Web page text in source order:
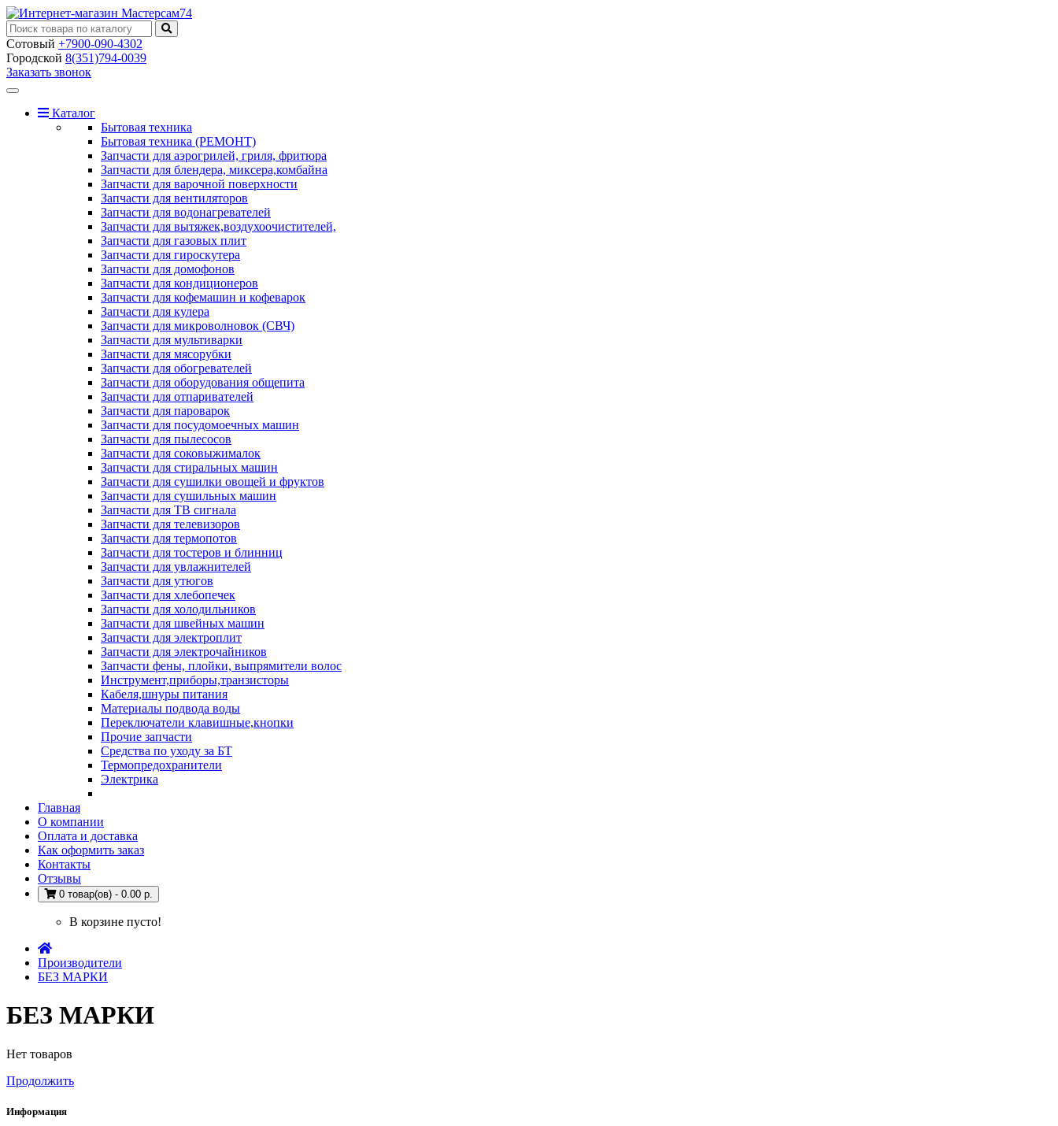
Сотовый +7900-090-4302
Городской 8(351)794-0039
Заказать звонок
Toggle
navigationКаталог
Бытовая техника
Бытовая техника (РЕМОНТ)
Запчасти для аэрогрилей, гриля, фритюра
Запчасти для блендера, миксера,комбайна
Запчасти для варочной поверхности
Запчасти для вентиляторов
Запчасти для водонагревателей
Запчасти для вытяжек,воздухоочистителей,
Запчасти для газовых плит
Запчасти для гироскутера
Запчасти для домофонов
Запчасти для кондиционеров
Запчасти для кофемашин и кофеварок
Запчасти для кулера
Запчасти для микроволновок (СВЧ)
Запчасти для мультиварки
Запчасти для мясорубки
Запчасти для обогревателей
Запчасти для оборудования общепита
Запчасти для отпаривателей
Запчасти для пароварок
Запчасти для посудомоечных машин
Запчасти для пылесосов
Запчасти для соковыжималок
Запчасти для стиральных машин
Запчасти для сушилки овощей и фруктов
Запчасти для сушильных машин
Запчасти для ТВ сигнала
Запчасти для телевизоров
Запчасти для термопотов
Запчасти для тостеров и блинниц
Запчасти для увлажнителей
Запчасти для утюгов
Запчасти для хлебопечек
Запчасти для холодильников
Запчасти для швейных машин
Запчасти для электроплит
Запчасти для электрочайников
Запчасти фены, плойки, выпрямители волос
Инструмент,приборы,транзисторы
Кабеля,шнуры питания
Материалы подвода воды
Переключатели клавишные,кнопки
Прочие запчасти
Средства по уходу за БТ
Термопредохранители
Электрика
Главная
О компании
Оплата и доставка
Как оформить заказ
Контакты
Отзывы
0 товар(ов) - 0.00 р.
В корзине пусто!
Производители
БЕЗ МАРКИ
БЕЗ МАРКИ
Нет товаров
Продолжить
Информация